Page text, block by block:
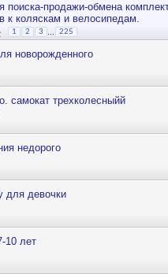
поиска-продажи-обмена
к коляскам и велосипедам.
1 2 3 225
новорожденного
самокат трехколесныйй
недорого
для девочки
10 лет